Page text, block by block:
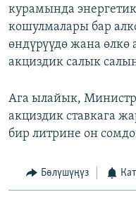
курамында
кошулмалары бар
өндүрүүдө жана
акциздик салык
Ага ылайык,
акциздик ставкага
бир литрине он
Бөлүшүңүз